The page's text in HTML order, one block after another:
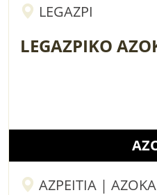
LEGAZPI
LEGAZPIKO
AZPEITIA |